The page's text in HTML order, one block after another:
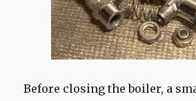
Before closing the boiler, a